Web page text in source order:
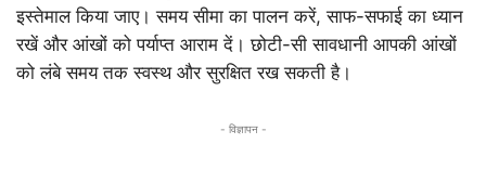
इस्तेमाल किया जाए। समय सीमा का पालन करें, साफ-सफाई का ध्यान
रखें और आंखों को पर्याप्त आराम दें। छोटी-सी सावधानी आपकी आंखों
को लंबे समय तक स्वस्थ और सुरक्षित रख सकती है।
- विज्ञापन -